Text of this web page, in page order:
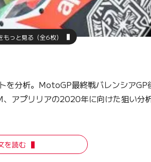
もっと見る（全6枚）
分析。MotoGP最終戦バレンシアGP
アプリリアの2020年に向けた狙い分
を読む